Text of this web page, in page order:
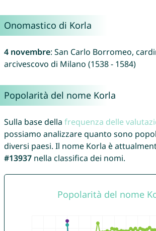
Onomastico di Korla
4 novembre: San Carlo Borromeo,
arcivescovo di Milano (1538 - 1584)
Popolarità del nome Korla
Sulla base della frequenza delle
possiamo analizzare quanto sono
diversi paesi. Il nome Korla è
#13937nella classifica dei nomi.